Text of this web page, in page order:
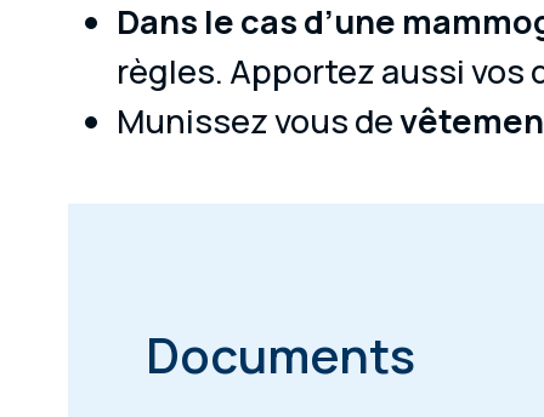
Dans le cas d’une
règles. Apportez aussi
Munissez vous de
Documents